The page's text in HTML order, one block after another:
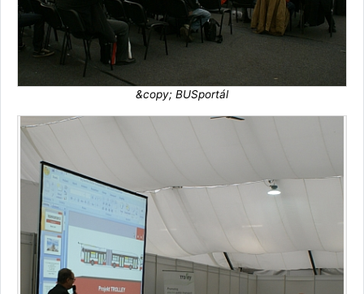
&copy; BUSportál